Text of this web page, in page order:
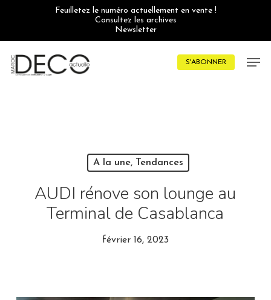
Feuilletez le numéro actuellement en vente !
Consultez les archives
Newsletter
S'ABONNER
A la une, Tendances
AUDI rénove son lounge au
Terminal de Casablanca
février 16, 2023